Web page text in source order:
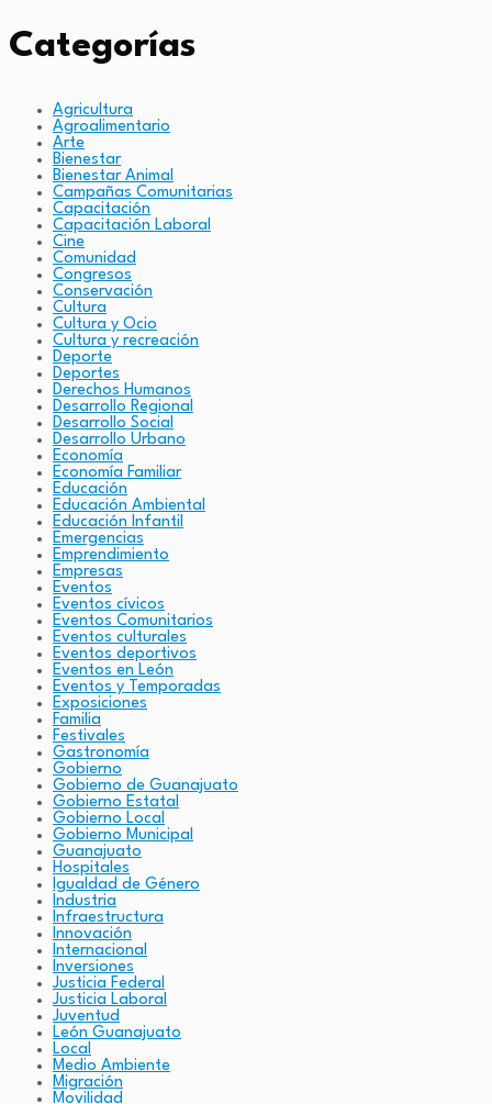
Categorías
Agricultura
Agroalimentario
Arte
Bienestar
Bienestar Animal
Campañas Comunitarias
Capacitación
Capacitación Laboral
Cine
Comunidad
Congresos
Conservación
Cultura
Cultura y Ocio
Cultura y recreación
Deporte
Deportes
Derechos Humanos
Desarrollo Regional
Desarrollo Social
Desarrollo Urbano
Economía
Economía Familiar
Educación
Educación Ambiental
Educación Infantil
Emergencias
Emprendimiento
Empresas
Eventos
Eventos cívicos
Eventos Comunitarios
Eventos culturales
Eventos deportivos
Eventos en León
Eventos y Temporadas
Exposiciones
Familia
Festivales
Gastronomía
Gobierno
Gobierno de Guanajuato
Gobierno Estatal
Gobierno Local
Gobierno Municipal
Guanajuato
Hospitales
Igualdad de Género
Industria
Infraestructura
Innovación
Internacional
Inversiones
Justicia Federal
Justicia Laboral
Juventud
León Guanajuato
Local
Medio Ambiente
Migración
Movilidad